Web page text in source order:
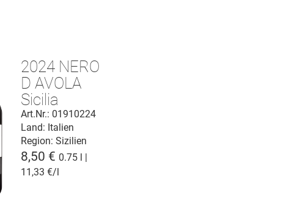
2024 NERO
D AVOLA
Sicilia
D.O.C.
Art.Nr.: 01910224
Land: Italien
Region: Sizilien
8,50 € 0.75 l |
11,33 €/l